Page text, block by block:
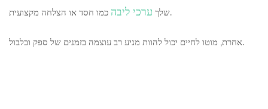
שלך ערכי ליבה כמו חסד או הצלחה מקצועית.
אחרת, מוטו לחיים יכול להוות מניע רב עוצמה בזמנים של ספק ובלבול.